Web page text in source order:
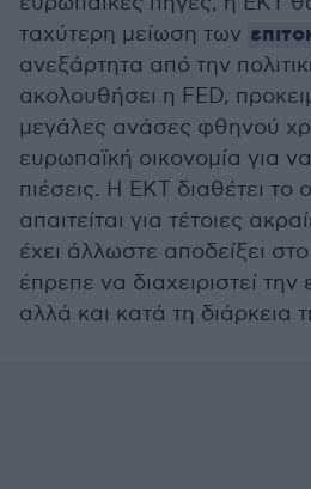
ταχύτερη μείωση των
ανεξάρτητα από την
ακολουθήσει η FED,
μεγάλες ανάσες φθηνού
ευρωπαϊκή οικονομία για
πιέσεις. Η ΕΚΤ διαθέτει το
απαιτείται για τέτοιες
έχει άλλωστε αποδείξει
έπρεπε να διαχειριστεί την
αλλά και κατά τη διάρκεια